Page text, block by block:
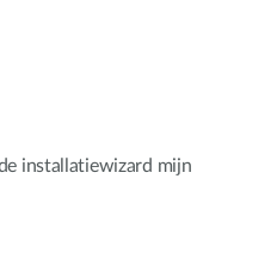
installatiewizard mijn